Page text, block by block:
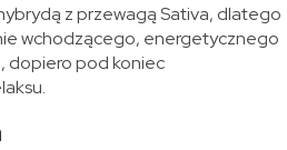
z przewagą Sativa, dlatego
wchodzącego, energetycznego
dopiero pod koniec